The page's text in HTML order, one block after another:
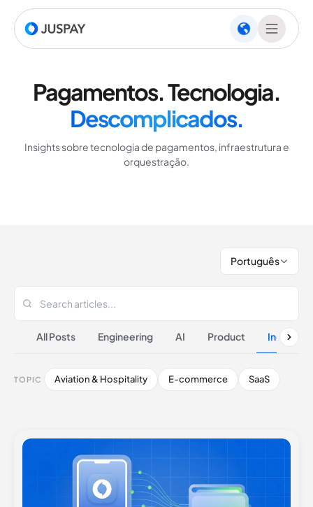
Pagamentos. Tecnologia.
Descomplicados.
Insights sobre tecnologia de pagamentos, infraestrutura e
orquestração.
Português
All Posts Engineering AI Product Industries
TOPIC Aviation & Hospitality E-commerce SaaS